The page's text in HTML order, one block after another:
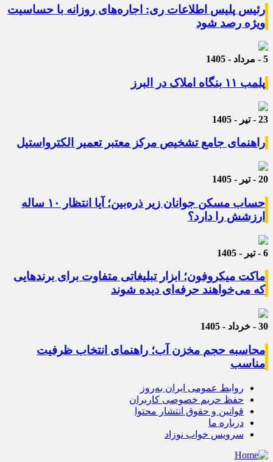
رئیس پلیس اطلاعات ری: اجاره‌های روزانه با حساسیت
ویژه رصد شود
5 - مرداد - 1405
پلمب ۱۱ بنگاه املاک در البرز
23 - تیر - 1405
راهنمای جامع تشخیص مرکز معتبر تعمیر الکترواستیل
20 - تیر - 1405
حساب مسکن جوانان زیر ذره‌بین؛ آیا انتظار ۱۰ ساله
ارزشش را دارد؟
6 - تیر - 1405
ماکت میکروفون؛ ابزار تبلیغاتی متفاوت برای برندهایی
که می‌خواهند حرفه‌ای دیده شوند
30 - خرداد - 1405
محاسبه حجم مخزن آب؛ راهنمای انتخاب ظرفیت
مناسب
روابط عمومی ایران به‌روز
حفظ حریم خصوصی کاربران
قوانین و حقوق انتشار محتوا
درباره ما
سرویس خواب نوزاد